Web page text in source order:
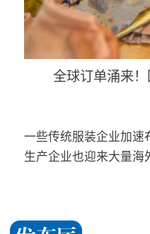
全球订单涌来！
一些传统服装企业加速
生产企业也迎来大量海